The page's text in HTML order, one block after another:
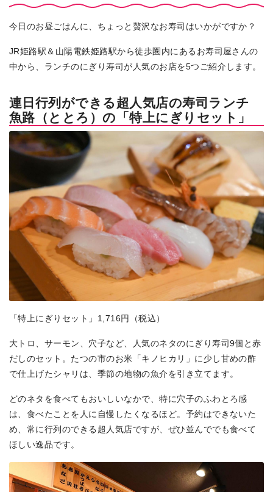
今日のお昼ごはんに、ちょっと贅沢なお寿司はいかがですか？
JR姫路駅＆山陽電鉄姫路駅から徒歩圏内にあるお寿司屋さんの
中から、ランチのにぎり寿司が人気のお店を5つご紹介します。
連日行列ができる超人気店の寿司ランチ
魚路（ととろ）の「特上にぎりセット」
「特上にぎりセット」1,716円（税込）
大トロ、サーモン、穴子など、人気のネタのにぎり寿司9個と赤
だしのセット。たつの市のお米「キノヒカリ」に少し甘めの酢
で仕上げたシャリは、季節の地物の魚介を引き立てます。
どのネタを食べてもおいしいなかで、特に穴子のふわとろ感
は、食べたことを人に自慢したくなるほど。予約はできないた
め、常に行列のできる超人気店ですが、ぜひ並んででも食べて
ほしい逸品です。